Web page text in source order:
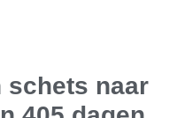
schets naar